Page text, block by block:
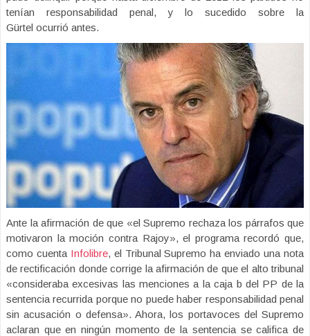
tenían responsabilidad penal, y lo sucedido sobre la
Gürtel ocurrió antes.
Ante la afirmación de que «el Supremo rechaza los párrafos que
motivaron la moción contra Rajoy», el programa recordó que,
como cuenta Infolibre, el Tribunal Supremo ha enviado una nota
de rectificación donde corrige la afirmación de que el alto tribunal
«consideraba excesivas las menciones a la caja b del PP de la
sentencia recurrida porque no puede haber responsabilidad penal
sin acusación o defensa». Ahora, los portavoces del Supremo
aclaran que en ningún momento de la sentencia se califica de